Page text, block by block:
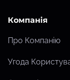
Компанія
Про Компанію
Угода